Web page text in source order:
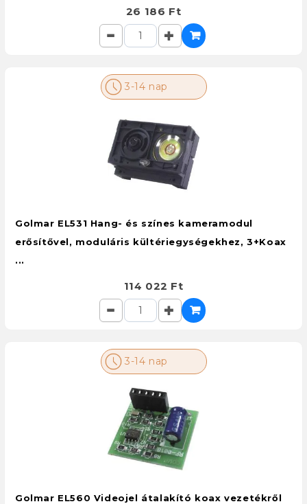
26 186 Ft
3-14 nap
Golmar EL531 Hang- és színes kameramodul
erősítővel, moduláris kültériegységekhez, 3+Koax
...
114 022 Ft
3-14 nap
Golmar EL560 Videojel átalakító koax vezetékről